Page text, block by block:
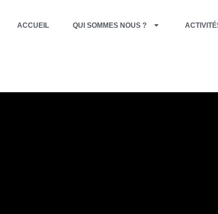
ACCUEIL QUI SOMMES NOUS ?